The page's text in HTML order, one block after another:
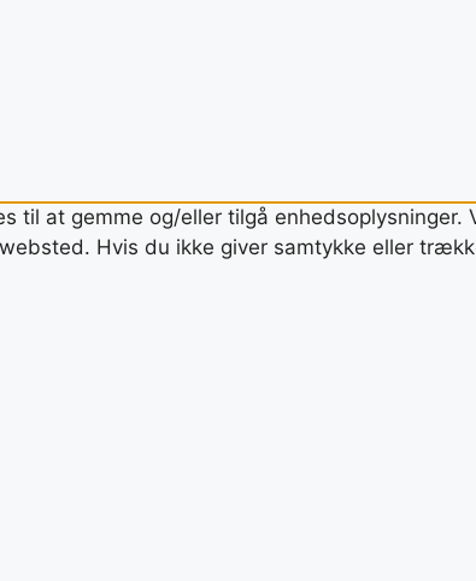
til at gemme og/eller tilgå
Hvis du ikke giver samtykke eller